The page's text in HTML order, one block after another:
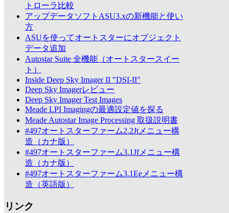
トローラ比較
アップデータソフトASU3.xの新機能と使い
方
ASUを使ってオートスターにオブジェクト
データ追加
Autostar Suite 全機能（オートスタースイー
ト）
Inside Deep Sky Imager II "DSI-II"
Deep Sky Imagerレビュー
Deep Sky Imager Test Images
Meade LPI Imagingの最適設定値を探る
Meade Autostar Image Processing 取扱説明書
#497オートスターファーム2.2Jtメニュー構
造（カナ版）
#497オートスターファーム3.1Jfメニュー構
造（カナ版）
#497オートスターファーム3.1Eeメニュー構
造（英語版）
リンク